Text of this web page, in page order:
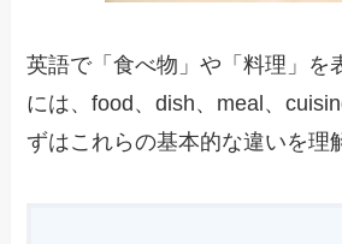
英語で「食べ物」や「料理」を
には、food、dish、meal、
ずはこれらの基本的な違いを理